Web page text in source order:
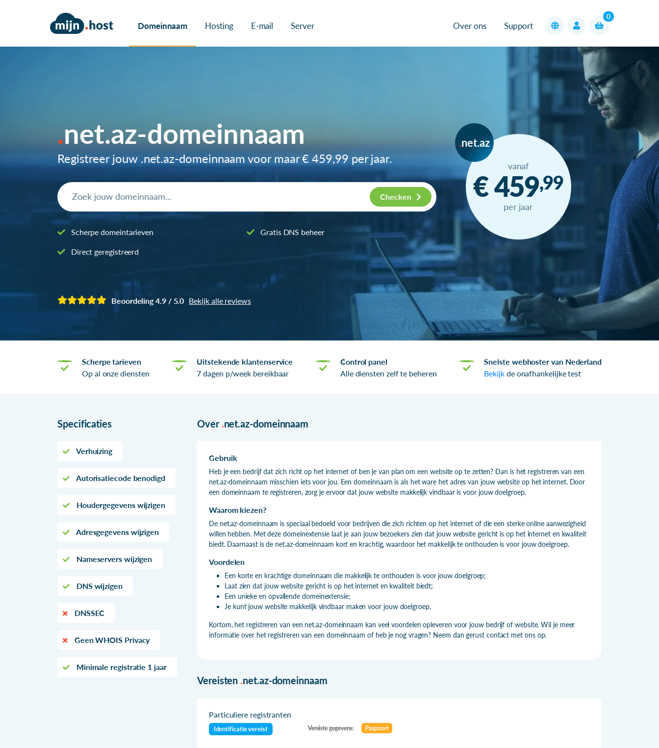
Domeinnaam Hosting E-mail Server Over ons Support
0
net.az-domeinnaam
Registreer jouw .net.az-domeinnaam voor maar€ 459,99 per jaar.
Checken
Scherpe domeintarieven
Direct geregistreerd
Gratis DNS beheer
net.az
vanaf
€ 459,99
per jaar
Beoordeling 4.9 / 5.0 Bekijk alle reviews
Scherpe tarieven
Op al onze diensten
Uitstekende klantenservice
7 dagen p/week bereikbaar
Control panel
Alle diensten zelf te beheren
Snelste webhoster van Nederland
Bekijkde onafhankelijke test
Specificaties
Verhuizing
Autorisatiecode benodigd
Houdergegevens wijzigen
Adresgegevens wijzigen
Nameservers wijzigen
DNS wijzigen
DNSSEC
Geen WHOIS Privacy
Minimale registratie 1 jaar
Over .net.az-domeinnaam
Gebruik
Heb je een bedrijf dat zich richt op het internet of ben je van plan om een website op te zetten? Dan is het registreren van een
net.az-domeinnaam misschien iets voor jou. Een domeinnaam is als het ware het adres van jouw website op het internet. Door
een domeinnaam te registreren, zorg je ervoor dat jouw website makkelijk vindbaar is voor jouw doelgroep.
Waarom kiezen?
De net.az-domeinnaam is speciaal bedoeld voor bedrijven die zich richten op het internet of die een sterke online aanwezigheid
willen hebben. Met deze domeinextensie laat je aan jouw bezoekers zien dat jouw website gericht is op het internet en kwaliteit
biedt. Daarnaast is de net.az-domeinnaam kort en krachtig, waardoor het makkelijk te onthouden is voor jouw doelgroep.
Voordelen
Een korte en krachtige domeinnaam die makkelijk te onthouden is voor jouw doelgroep;
Laat zien dat jouw website gericht is op het internet en kwaliteit biedt;
Een unieke en opvallende domeinextensie;
Je kunt jouw website makkelijk vindbaar maken voor jouw doelgroep.
Kortom, het registreren van een net.az-domeinnaam kan veel voordelen opleveren voor jouw bedrijf of website. Wil je meer
informatie over het registreren van een domeinnaam of heb je nog vragen? Neem dan gerust contact met ons op.
Vereisten .net.az-domeinnaam
Particuliere registranten
Identificatie vereist Vereiste gegevens: Paspoort